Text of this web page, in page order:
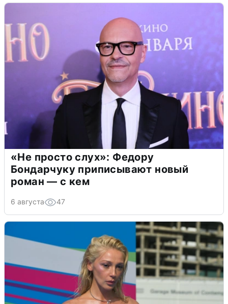
«Не просто слух»: Федору
Бондарчуку приписывают новый
роман — с кем
6 августа 47